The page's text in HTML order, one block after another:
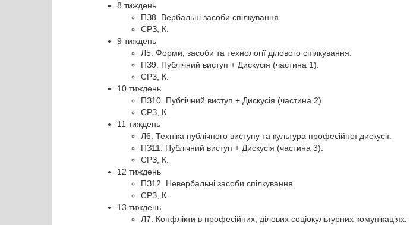
8 тиждень
ПЗ8. Вербальні засоби спілкування.
СРЗ, К.
9 тиждень
Л5. Форми, засоби та технології ділового спілкування.
ПЗ9. Публічний виступ + Дискусія (частина 1).
СРЗ, К.
10 тиждень
ПЗ10. Публічний виступ + Дискусія (частина 2).
СРЗ, К.
11 тиждень
Л6. Техніка публічного виступу та культура професійної дискусії.
ПЗ11. Публічний виступ + Дискусія (частина 3).
СРЗ, К.
12 тиждень
ПЗ12. Невербальні засоби спілкування.
СРЗ, К.
13 тиждень
Л7. Конфлікти в професійних, ділових соціокультурних комунікаціях.